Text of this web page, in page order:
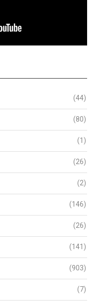
(44)
(80)
(1)
(26)
(2)
(146)
(26)
(141)
(903)
(7)